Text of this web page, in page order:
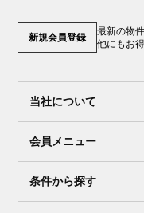
新規会員登録
最新の物
他にもお
当社について
会員メニュー
条件から探す